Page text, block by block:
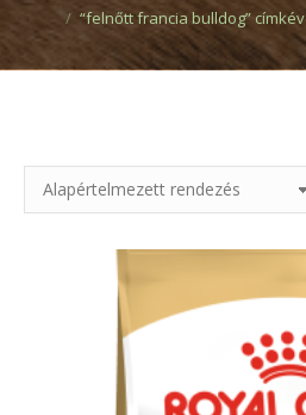
“felnőtt francia bulldog”